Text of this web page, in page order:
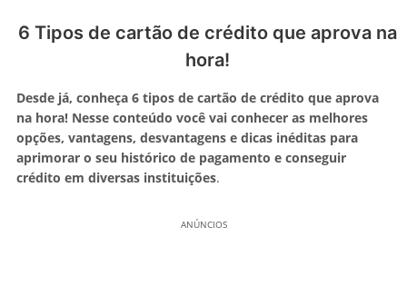
6 Tipos de cartão de crédito que aprova na
hora!
Desde já, conheça 6 tipos de cartão de crédito que aprova
na hora! Nesse conteúdo você vai conhecer as melhores
opções, vantagens, desvantagens e dicas inéditas para
aprimorar o seu histórico de pagamento e conseguir
crédito em diversas instituições.
ANÚNCIOS